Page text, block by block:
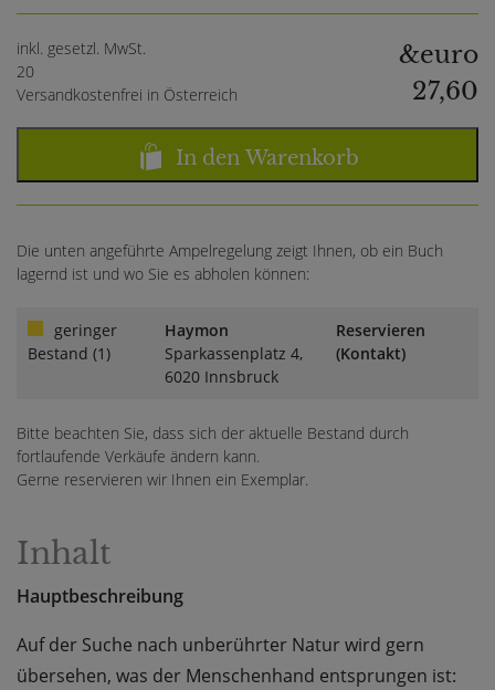
inkl. gesetzl. MwSt.
20
Versandkostenfrei in Österreich
&euro
27,60
In den Warenkorb
Die unten angeführte Ampelregelung zeigt Ihnen, ob ein Buch
lagernd ist und wo Sie es abholen können:
geringer
Bestand (1)
Haymon
Sparkassenplatz 4,
6020 Innsbruck
Reservieren
(Kontakt)
Bitte beachten Sie, dass sich der aktuelle Bestand durch
fortlaufende Verkäufe ändern kann.
Gerne reservieren wir Ihnen ein Exemplar.
Inhalt
Hauptbeschreibung
Auf der Suche nach unberührter Natur wird gern
übersehen, was der Menschenhand entsprungen ist: